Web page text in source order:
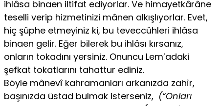
ihlâsa binaen iltifat ediyorlar. Ve himayetkârâne
teselli verip hizmetinizi mânen alkışlıyorlar. Evet,
hiç şüphe etmeyiniz ki, bu teveccühleri ihlâsa
binaen gelir. Eğer bilerek bu ihlâsı kırsanız,
onların tokadını yersiniz. Onuncu Lem’adaki
şefkat tokatlarını tahattur ediniz.
Böyle mânevî kahramanları arkanızda zahîr,
başınızda üstad bulmak isterseniz, (“Onları